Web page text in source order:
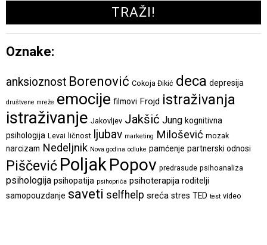
Oznake:
anksioznost Borenović Cokoja Đikić deca depresija
društvene mreže emocije filmovi Frojd istraživanja
istraživanje Jakovljev Jakšić Jung kognitivna
psihologija Levai ličnost ljubav marketing Milošević mozak
narcizam Nedeljnik Nova godina odluke pamćenje partnerski odnosi
Piščević PoljakPopov predrasude psihoanaliza
psihologija psihopatija psihopriča psihoterapija roditelji
samopouzdanje saveti selfhelp sreća stres TED test video